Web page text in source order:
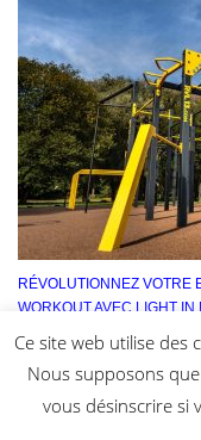
RÉVOLUTIONNEZ VOTRE
WORKOUT AVEC LIGHT
L’ARMÉE FRANÇAISE
Ce site web utilise des
Nous supposons
vous désinscrire si